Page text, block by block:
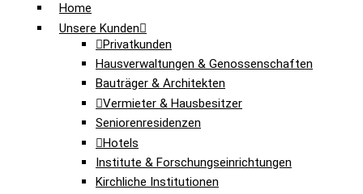
Home
Unsere Kunden
Privatkunden
Hausverwaltungen & Genossenschaften
Bauträger & Architekten
Vermieter & Hausbesitzer
Seniorenresidenzen
Hotels
Institute & Forschungseinrichtungen
Kirchliche Institutionen